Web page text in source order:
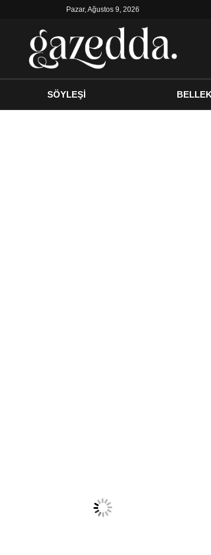
Pazar, Ağustos 9, 2026
SÖYLEŞİ